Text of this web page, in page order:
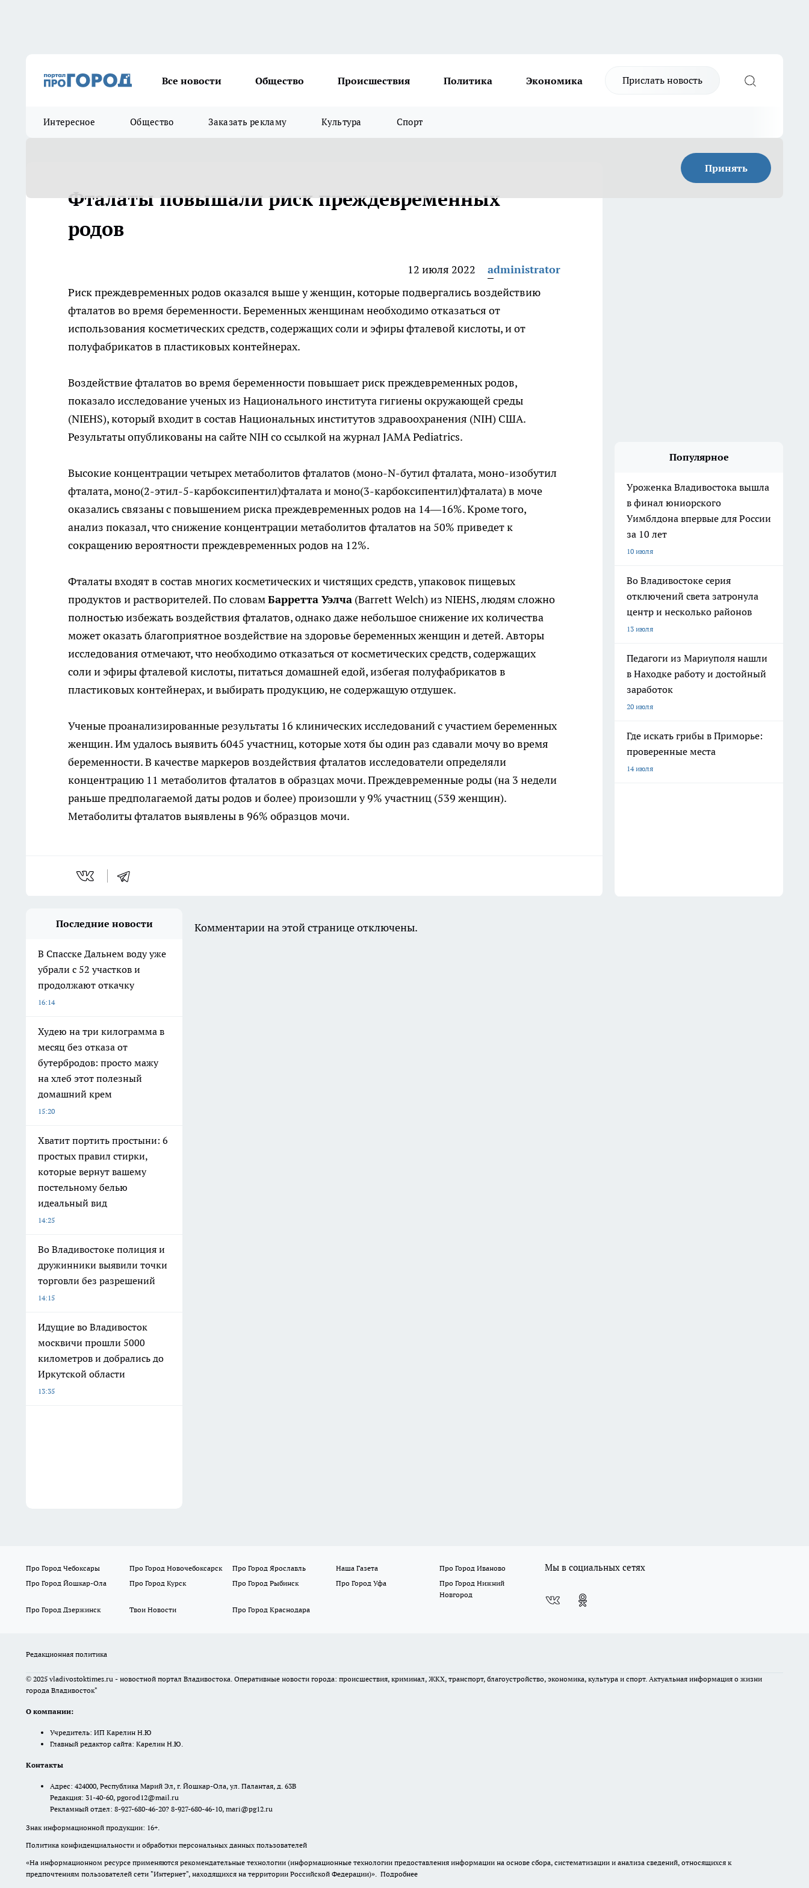
Все новости Общество Происшествия Политика Экономика Прислать новость
Интересное Общество Заказать рекламу Культура Спорт
Принять
Фталаты повышали риск преждевременных
родов
12 июля 2022
administrator
Риск преждевременных родов оказался выше у женщин, которые подвергались воздействию
фталатов во время беременности. Беременных женщинам необходимо отказаться от
использования косметических средств, содержащихсоли и эфиры фталевой кислоты, и от
полуфабрикатов в пластиковых контейнерах.
Воздействие фталатов во время беременности повышает риск преждевременных родов,
показало исследование ученых из Национального института гигиены окружающей среды
(NIEHS), который входит в состав Национальных институтов здравоохранения (NIH) США.
Результаты опубликованы на сайте NIH со ссылкой на журнал JAMA Pediatrics.
Высокие концентрации четырех метаболитов фталатов (моно-N-бутил фталата, моно-изобутил
фталата, моно(2-этил-5-карбоксипентил)фталата и моно(3-карбоксипентил)фталата) в моче
оказались связаны с повышением риска преждевременных родов на 14—16%. Кроме того,
анализ показал, что снижение концентрации метаболитов фталатов на 50% приведет к
сокращению вероятности преждевременных родов на 12%.
Фталаты входят в состав многих косметических и чистящих средств, упаковок пищевых
продуктов и растворителей. По словамБарретта Уэлча (Barrett Welch) из NIEHS, людям сложно
полностью избежать воздействия фталатов, однако даже небольшое снижение их количества
может оказать благоприятное воздействие на здоровье беременных женщин и детей. Авторы
исследования отмечают, что необходимо отказаться от косметических средств, содержащих
соли и эфиры фталевой кислоты, питаться домашней едой, избегая полуфабрикатов в
пластиковых контейнерах, и выбирать продукцию, не содержащую отдушек.
Ученые проанализированные результаты 16 клинических исследований с участием беременных
женщин. Им удалось выявить 6045 участниц, которые хотя бы один раз сдавали мочу во время
беременности. В качестве маркеров воздействия фталатов исследователи определяли
концентрацию 11 метаболитов фталатов в образцах мочи. Преждевременные роды (на 3 недели
раньше предполагаемой даты родов и более) произошли у 9% участниц (539 женщин).
Метаболиты фталатов выявлены в 96% образцов мочи.
Популярное
Уроженка Владивостока вышла
в финал юниорского
Уимблдона впервые для России
за 10 лет
10 июля
Во Владивостоке серия
отключений света затронула
центр и несколько районов
13 июля
Педагоги из Мариуполя нашли
в Находке работу и достойный
заработок
20 июля
Где искать грибы в Приморье:
проверенные места
14 июля
Последние новости
В Спасске Дальнем воду уже
убрали с 52 участков и
продолжают откачку
16:14
Худею на три килограмма в
месяц без отказа от
бутербродов: просто мажу
на хлеб этот полезный
домашний крем
15:20
Хватит портить простыни: 6
простых правил стирки,
которые вернут вашему
постельному белью
идеальный вид
14:25
Во Владивостоке полиция и
дружинники выявили точки
торговли без разрешений
14:15
Идущие во Владивосток
москвичи прошли 5000
километров и добрались до
Иркутской области
13:35
Комментарии на этой странице отключены.
Про Город Чебоксары Про Город Новочебоксарск Про Город Ярославль Наша Газета
Про Город Иваново
Про Город Йошкар-Ола
Про Город Курск Про Город Рыбинск Про Город Уфа
Про Город Нижний
Новгород
Про Город Дзержинск
Твои Новости Про Город Краснодара
Мы в социальных сетях
Редакционная политика
© 2025 vladivostoktimes.ru - новостной портал Владивостока. Оперативные новости города: происшествия, криминал, ЖКХ, транспорт, благоустройство, экономика, культура и спорт. Актуальная информация о жизни
города Владивосток"
О компании:
Учредитель: ИП Карелин Н.Ю
Главный редактор сайта: Карелин Н.Ю.
Контакты
Адрес: 424000, Республика Марий Эл, г. Йошкар-Ола, ул. Палантая, д. 63В
Редакция: 31-40-60, pgorod12@mail.ru
Рекламный отдел: 8-927-680-46-20? 8-927-680-46-10, mari@pg12.ru
Знак информационной продукции: 16+.
Политика конфиденциальности и обработки персональных данных пользователей
«На информационном ресурсе применяются рекомендательные технологии (информационные технологии предоставления информации на основе сбора, систематизации и анализа сведений, относящихся к
предпочтениям пользователей сети "Интернет", находящихся на территории Российской Федерации)». Подробнее